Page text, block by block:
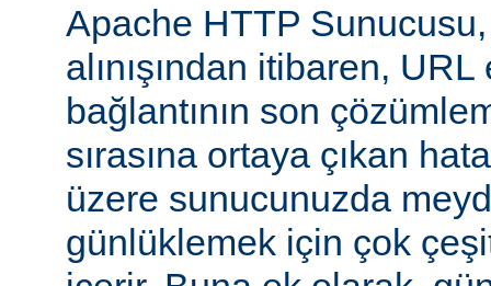
Apache HTTP
alınışından itibaren,
bağlantının son
sırasına ortaya çıkan
üzere sunucunuzda
günlüklemek için çok